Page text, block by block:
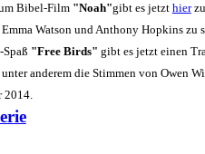
Bibel-Film"Noah"gibt es jetzt hierzu
Watson und Anthony Hopkins zu
"Free Birds" gibt es jetzt einen
anderem die Stimmen von Owen
2014.